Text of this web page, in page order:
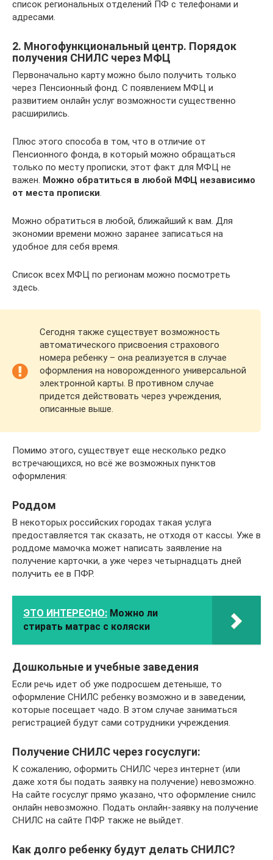
список региональных отделений ПФ с телефонами и
адресами.
2. Многофункциональный центр. Порядок
получения СНИЛС через МФЦ
Первоначально карту можно было получить только
через Пенсионный фонд. С появлением МФЦ и
развитием онлайн услуг возможности существенно
расширились.
Плюс этого способа в том, что в отличие от
Пенсионного фонда, в который можно обращаться
только по месту прописки, этот факт для МФЦ не
важен. Можно обратиться в любой МФЦ независимо
от места прописки.
Можно обратиться в любой, ближайший к вам. Для
экономии времени можно заранее записаться на
удобное для себя время.
Список всех МФЦ по регионам можно посмотреть
здесь.
Сегодня также существует возможность
автоматического присвоения страхового
номера ребенку – она реализуется в случае
оформления на новорожденного универсальной
электронной карты. В противном случае
придется действовать через учреждения,
описанные выше.
Помимо этого, существует еще несколько редко
встречающихся, но всё же возможных пунктов
оформления:
Роддом
В некоторых российских городах такая услуга
предоставляется так сказать, не отходя от кассы. Уже в
роддоме мамочка может написать заявление на
получение карточки, а уже через четырнадцать дней
получить ее в ПФР.
ЭТО ИНТЕРЕСНО: Можно ли
стирать матрас с коляски
Дошкольные и учебные заведения
Если речь идет об уже подросшем детеныше, то
оформление СНИЛС ребенку возможно и в заведении,
которые посещает чадо. В этом случае заниматься
регистрацией будут сами сотрудники учреждения.
Получение СНИЛС через госуслуги:
К сожалению, оформить СНИЛС через интернет (или
даже хотя бы подать заявку на получение) невозможно.
На сайте госуслуг прямо указано, что оформление снилс
онлайн невозможно. Подать онлайн-заявку на получение
СНИЛС на сайте ПФР также не выйдет.
Как долго ребенку будут делать СНИЛС?